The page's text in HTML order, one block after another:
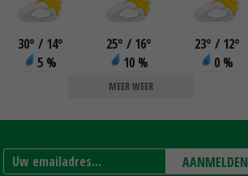
30° / 14°
5 %
25° / 16°
10 %
23° / 12°
0 %
MEER WEER
AANMELDEN